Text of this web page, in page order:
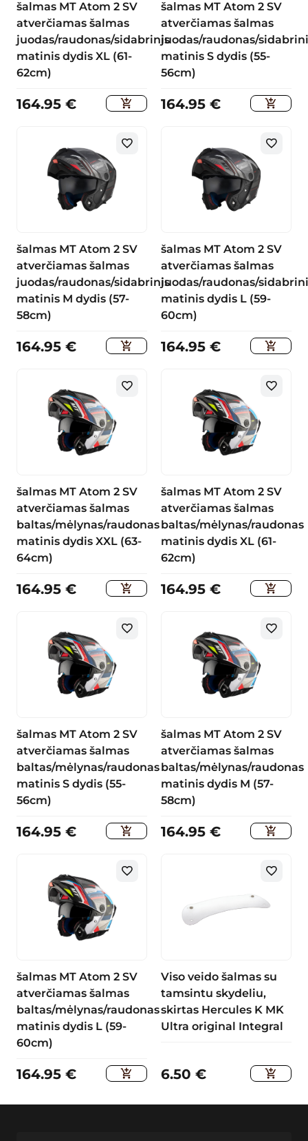
šalmas MT Atom 2 SV
atverčiamas šalmas
juodas/raudonas/sidabrinis
matinis dydis XL (61-
62cm)
164.95 €
šalmas MT Atom 2 SV
atverčiamas šalmas
juodas/raudonas/
matinis S dydis (55-
56cm)
164.95 €
šalmas MT Atom 2 SV
atverčiamas šalmas
juodas/raudonas/sidabrinis
matinis M dydis (57-
58cm)
164.95 €
šalmas MT Atom 2 SV
atverčiamas šalmas
juodas/raudonas/
matinis dydis L (59-
60cm)
164.95 €
šalmas MT Atom 2 SV
atverčiamas šalmas
baltas/mėlynas/raudonas
matinis dydis XXL (63-
64cm)
164.95 €
šalmas MT Atom 2 SV
atverčiamas šalmas
baltas/mėlynas/raudonas
matinis dydis XL (61-
62cm)
164.95 €
šalmas MT Atom 2 SV
atverčiamas šalmas
baltas/mėlynas/raudonas
matinis S dydis (55-
56cm)
164.95 €
šalmas MT Atom 2 SV
atverčiamas šalmas
baltas/mėlynas/raudonas
matinis dydis M (57-
58cm)
164.95 €
šalmas MT Atom 2 SV
atverčiamas šalmas
baltas/mėlynas/raudonas
matinis dydis L (59-
60cm)
164.95 €
Viso veido šalmas su
tamsintu skydeliu,
skirtas Hercules K MK
Ultra original Integral
6.50 €